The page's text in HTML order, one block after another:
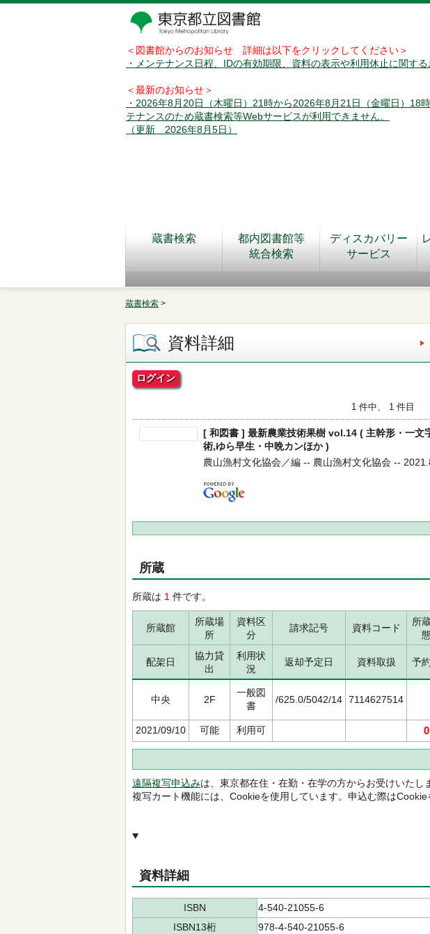
＜図書館からのお知らせ 詳細は以下をクリックしてください＞
・メンテナンス日程、IDの有効期限、資料の表示や利用休止に関する
＜最新のお知らせ＞
・2026年8月20日（木曜日）21時から2026年8月21日（金曜日）18
テナンスのため蔵書検索等Webサービスが利用できません。
（更新 2026年8月5日）
蔵書検索
都内図書館等
統合検索
ディスカバリー
サービス
蔵書検索 >
資料詳細
ログイン
1 件中、 1 件目
[ 和図書 ] 最新農業技術果樹 vol.14 ( 主幹形・一文
術,ゆら早生・中晩カンほか )
農山漁村文化協会／編 -- 農山漁村文化協会 --
所蔵
所蔵は 1 件です。
所蔵館
所蔵場
所
資料区
分
請求記号 資料コード
所
配架日
協力貸
出
利用状
況
返却予定日 資料取扱 予
中央 2F
一般図
書
/625.0/5042/14 7114627514
2021/09/10 可能 利用可 0
遠隔複写申込みは、東京都在住・在勤・在学の方からお受けいたし
複写カート機能には、Cookieを使用しています。申込む際はCookie
資料詳細
ISBN
4-540-21055-6
ISBN13桁
978-4-540-21055-6